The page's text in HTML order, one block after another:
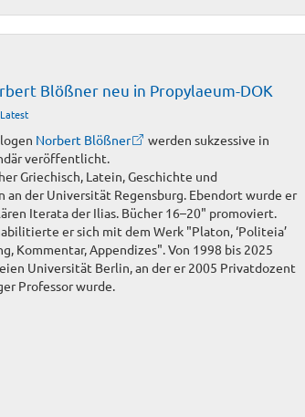
Blößner neu in Propylaeum-DOK
Latest
Norbert Blößner
werden sukzessive in
veröffentlicht.
Griechisch, Latein, Geschichte und
an der Universität Regensburg. Ebendort wurde er
Iterata der Ilias. Bücher 16–20" promoviert.
er sich mit dem Werk "Platon, ‘Politeia’
Kommentar, Appendizes". Von 1998 bis 2025
Universität Berlin, an der er 2005 Privatdozent
Professor wurde.